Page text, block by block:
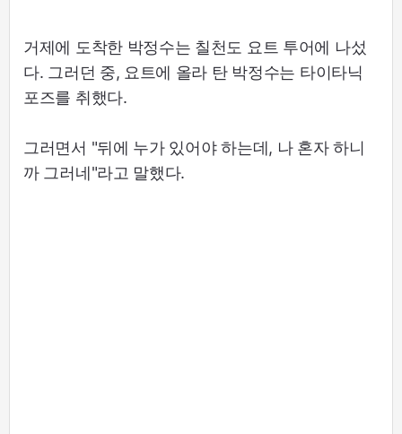
거제에 도착한 박정수는 칠천도 요트 투어에 나섰
다. 그러던 중, 요트에 올라 탄 박정수는 타이타닉
포즈를 취했다.
그러면서 "뒤에 누가 있어야 하는데, 나 혼자 하니
까 그러네"라고 말했다.